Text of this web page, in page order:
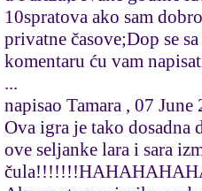
10spratova ako sam
privatne časove;Dop se
komentaru ću vam
...
napisao Tamara , 07 June
Ova igra je tako dosadna
ove seljanke lara i sara